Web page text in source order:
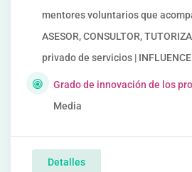
mentores voluntarios que
ASESOR, CONSULTOR,
privado de servicios |
Grado de innovación de los
Media
Detalles